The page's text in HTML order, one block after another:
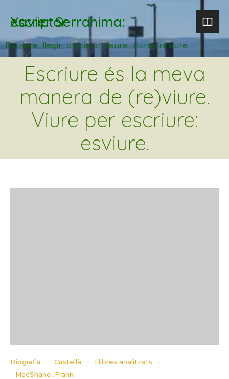
Xavier Serrahima: escriptor
Escriure, llegir, analitzar. veure, viure i reviure
Escriure és la meva
manera de (re)viure.
Viure per escriure:
esviure.
Biografia - Castellà - Llibres analitzats -
MacShane, Frank